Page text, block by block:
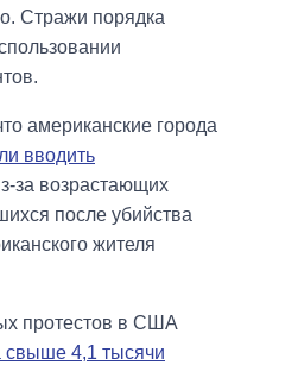
Стражи порядка
американские города
вводить
за возрастающих
после убийства
жителя
протестов в США
свыше 4,1 тысячи